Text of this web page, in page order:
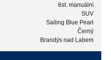
6st. manuální
SUV
Sailing Blue Pearl
Černý
Brandýs nad Labem